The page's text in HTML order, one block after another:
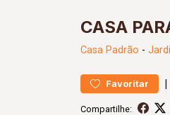
CASA
Casa Padrão -
Favoritar |
Compartilhe: